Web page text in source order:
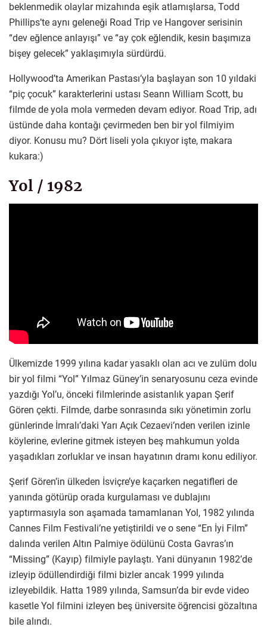
beklenmedik olaylar mizahında eşik atlamışlarsa, Todd
Phillips’te aynı geleneği Road Trip ve Hangover serisinin
“dev eğlence anlayışı” ve “ay çok eğlendik, kesin başımıza
bişey gelecek” yaklaşımıyla sürdürdü.
Hollywood’ta Amerikan Pastası’yla başlayan son 10 yıldaki
“piç çocuk” karakterlerini ustası Seann William Scott, bu
filmde de yola mola vermeden devam ediyor. Road Trip, adı
üstünde daha kontağı çevirmeden ben bir yol filmiyim
diyor. Konusu mu? Dört liseli yola çıkıyor işte, makara
kukara:)
Yol / 1982
Ülkemizde 1999 yılına kadar yasaklı olan acı ve zulüm dolu
bir yol filmi “Yol” Yılmaz Güney’in senaryosunu ceza evinde
yazdığı Yol’u, önceki filmlerinde asistanlık yapan Şerif
Gören çekti. Filmde, darbe sonrasında sıkı yönetimin zorlu
günlerinde İmralı’daki Yarı Açık Cezaevi’nden verilen izinle
köylerine, evlerine gitmek isteyen beş mahkumun yolda
yaşadıkları zorluklar ve insan hayatının dramı konu ediliyor.
Şerif Gören’in ülkeden İsviçre’ye kaçarken negatifleri de
yanında götürüp orada kurgulaması ve dublajını
yaptırmasıyla son aşamada tamamlanan Yol, 1982 yılında
Cannes Film Festivali’ne yetiştirildi ve o sene “En İyi Film”
dalında verilen Altın Palmiye ödülünü Costa Gavras’ın
“Missing” (Kayıp) filmiyle paylaştı. Yani dünyanın 1982’de
izleyip ödüllendirdiği filmi bizler ancak 1999 yılında
izleyebildik. Hatta 1989 yılında, Samsun’da bir evde video
kasetle Yol filmini izleyen beş üniversite öğrencisi gözaltına
bile alındı.